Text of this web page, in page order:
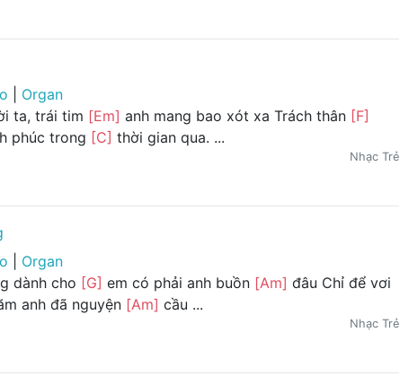
Organ
ta, trái tim [Em] anh mang bao xót xa Trách thân [F]
phúc trong [C] thời gian qua. ...
Nhạc Trẻ
Organ
dành cho [G] em có phải anh buồn [Am] đâu Chỉ để vơi
anh đã nguyện [Am] cầu ...
Nhạc Trẻ